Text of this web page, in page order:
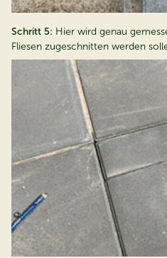
Schritt 5: Hier wird genau
Fliesen zugeschnitten werden